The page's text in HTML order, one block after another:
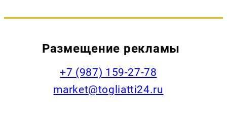
Размещение рекламы
+7 (987) 159-27-78
market@togliatti24.ru